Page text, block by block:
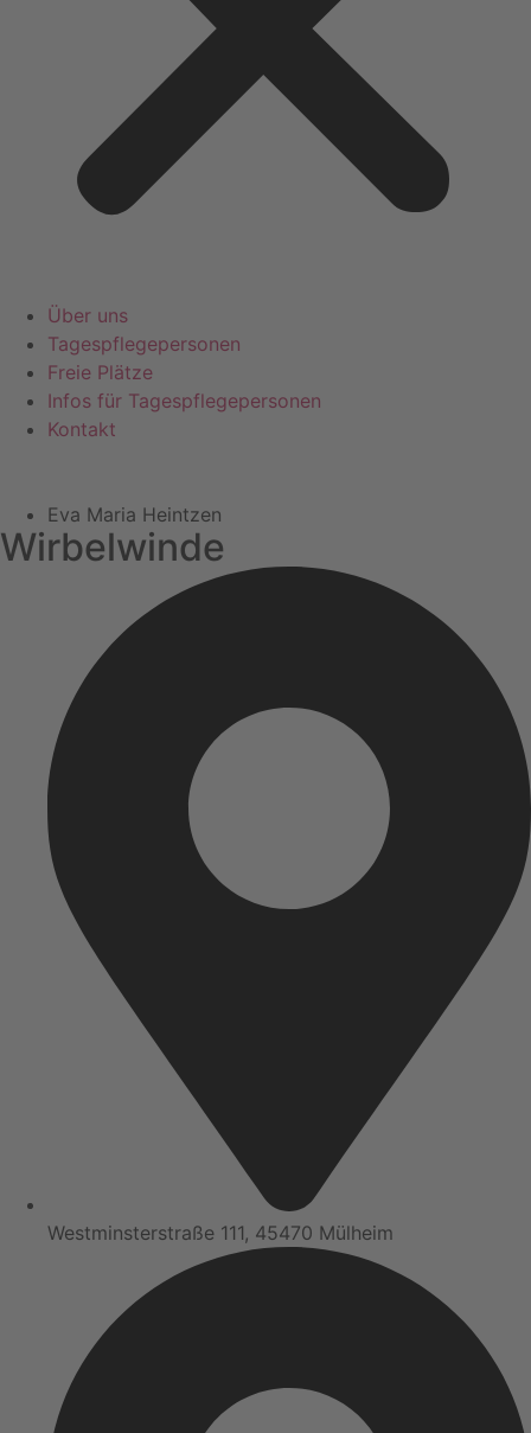
Über uns
Tagespflegepersonen
Freie Plätze
Infos für Tagespflegepersonen
Kontakt
Eva Maria Heintzen
Wirbelwinde
Westminsterstraße 111, 45470 Mülheim